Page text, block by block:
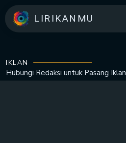
LIRIKANMU
IKLAN
Hubungi Redaksi untuk Pasang Iklan